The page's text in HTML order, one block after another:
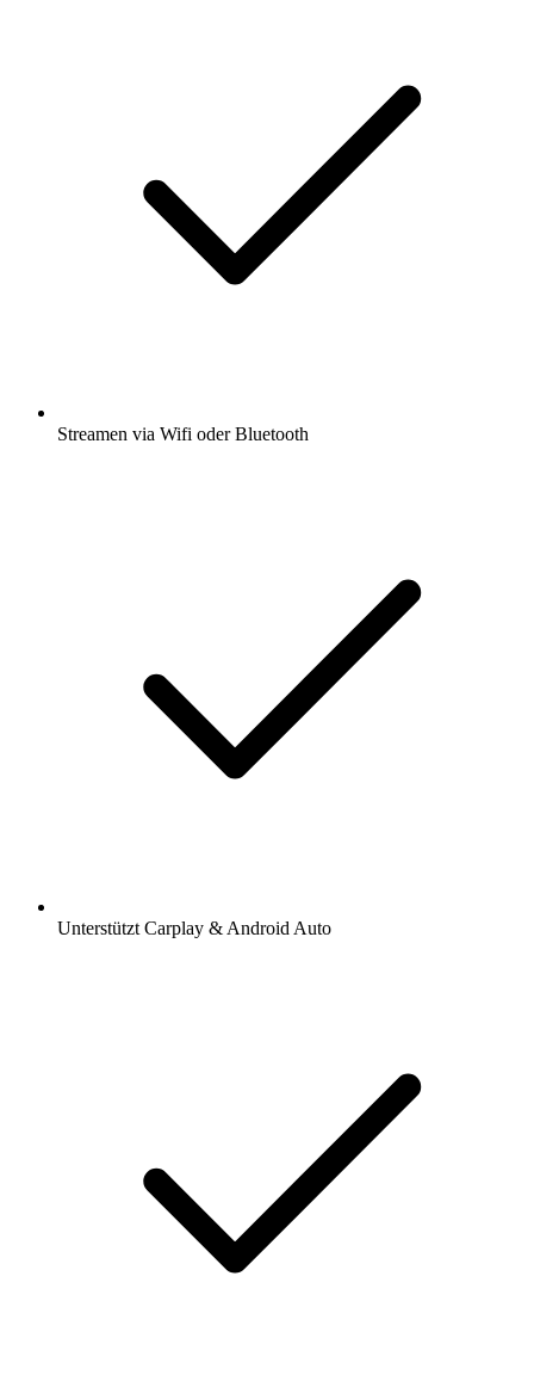
Streamen via Wifi oder Bluetooth
Unterstützt Carplay & Android Auto